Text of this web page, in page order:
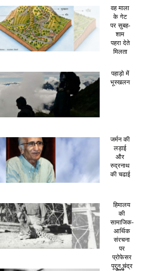
वह माला
के गेट
पर सुबह-
शाम
पहरा देते
मिलता
पहाड़ो में
भूस्खलन
जर्मन की
लड़ाई
और
रुद्रनाथ
की चढाई
हिमालय
की
सामाजिक-
आर्थिक
संरचना
पर
प्रोफेसर
पूरन चंद्र